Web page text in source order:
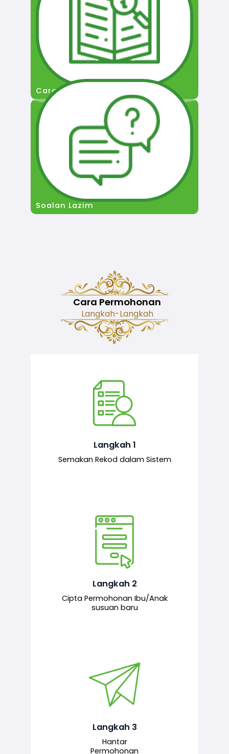
Cara Permohonan
Soalan Lazim
Cara Permohonan
Langkah-Langkah
Langkah 1
Semakan Rekod dalam Sistem
Semakan ke atas sejarah permohonan
yang pernah dibuat oleh pemohon,
Langkah 2
Cipta Permohonan Ibu/Anak
susuan baru
Pemohon mengisi borang
permohonan bagi pendaftaran
baharu melalui sistem.
Langkah 3
Hantar
Permohonan
Permohonan yang lengkap dihantar
untuk proses semakan dan
bertanggungjawab.